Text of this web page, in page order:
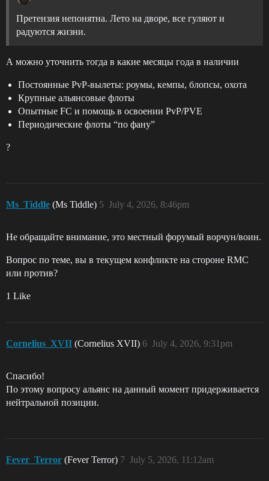
Претензия непонятна. Лето на дворе, все гуляют и
радуются жизни.
А можно уточнить тогда в какие месяцы года в наличии
Постоянные PvP-вылеты: роумы, кемпы, блопсы, охота
Крупные альянсовые флоты
Опытные FC и помощь в освоении PvP/PVE
Периодические флоты “по фану”
?
Ms_Tiddle (Ms Tiddle) July 4, 2026, 8:46pm
5
Не обращайте внимание, это местный форумый ворчун/воин.
Вопрос по теме, вы в текущем конфликте на стороне RMC
или против?
1 Like
Cornelius_XVII (Cornelius XVII) July 4, 2026, 9:31pm
6
Спасибо!
По этому вопросу альянс на данный момент придерживается
нейтральной позиции.
Fever_Terror (Fever Terror) July 5, 2026, 11:12am
7